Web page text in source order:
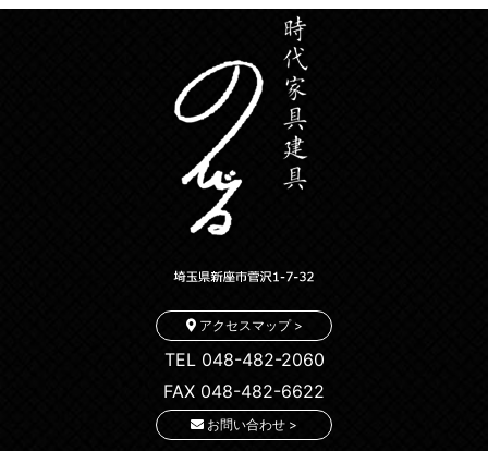
アクセスマップ >
TEL 048-482-2060
FAX 048-482-6622
お問い合わせ >